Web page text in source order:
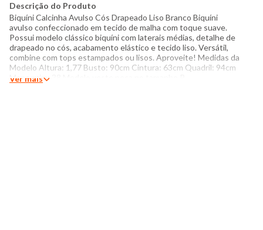
Descrição do Produto
Biquíni Calcinha Avulso Cós Drapeado Liso Branco Biquíni
avulso confeccionado em tecido de malha com toque suave.
Possui modelo clássico biquíni com laterais médias, detalhe de
drapeado no cós, acabamento elástico e tecido liso. Versátil,
combine com tops estampados ou lisos. Aproveite! Medidas da
Modelo Altura: 1,77 Busto: 90cm Cintura: 63cm Quadril: 94cm
Manequim: 38 Modelo veste peça no tamanho P
Ver mais